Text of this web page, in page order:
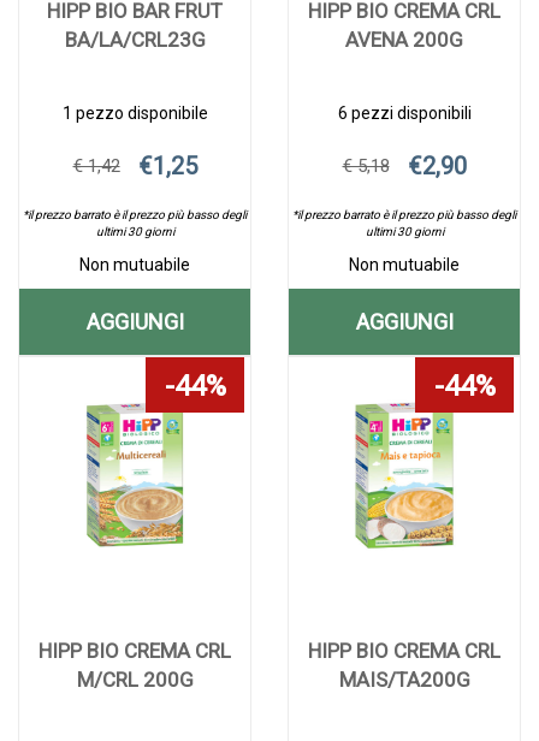
HIPP BIO BAR FRUT
BA/LA/CRL23G
1 pezzo disponibile
€ 1,42 €1,25
*il prezzo barrato è il prezzo più basso degli
ultimi 30 giorni
Non mutuabile
AGGIUNGI
AGGIUNGI HIPP
BIO
BAR
FRUT
BA/LA/CRL23G AL
CARRELLO
BAR
FRUT
BA/LA/CRL23G alla
wishlist
su HIPP
BIO
BAR
FRUT
BA/LA/CRL23G
HIPP BIO CREMA CRL
AVENA 200G
6 pezzi disponibili
€ 5,18 €2,90
*il prezzo barrato è il prezzo più basso degli
ultimi 30 giorni
Non mutuabile
AGGIUNGI
AGGIUNGI
BIO
CREMA
CRL
AVENA
200G AL
CARRELLO
CREMA
CRL
AVENA
200G alla
wishlist
su HIPP
BIO
CREMA
CRL
AVENA
200G
HIPP BIO CREMA CRL
M/CRL 200G
44%
HIPP BIO CREMA CRL
MAIS/TA200G
44%